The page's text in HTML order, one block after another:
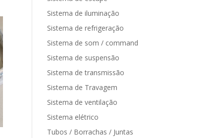
Sistema de iluminação
Sistema de refrigeração
Sistema de som / command
Sistema de suspensão
Sistema de transmissão
Sistema de Travagem
Sistema de ventilação
Sistema elétrico
Tubos / Borrachas / Juntas